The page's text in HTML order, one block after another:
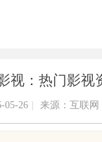
视：热门影视
05-26 来源：互联网